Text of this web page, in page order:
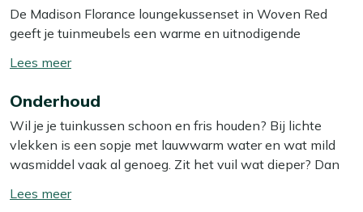
De Madison Florance loungekussenset in Woven Red
geeft je tuinmeubels een warme en uitnodigende
ongeveer 60x60 cm en een rugkussen van ongeveer
voor lange avonden buiten. Met deze kussenset creëer je
een comfortabele loungeplek waar je heerlijk kunt
ontspannen. Dankzij de praktische afmetingen passen
ze perfect op de meeste loungebanken. Voeg wat kleur
toe aan je tuin en geniet van het comfort dat deze
Toon/verberg
meer
Onderhoud
Wil je je tuinkussen schoon en fris houden? Bij lichte
vlekken is een sopje met lauwwarm water en wat mild
wasmiddel vaak al genoeg. Zit het vuil wat dieper? Dan
hardnekkige vlekken los te krijgen zonder de stof aan te
Toon/verberg